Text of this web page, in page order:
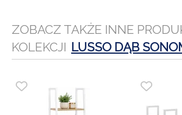
ZOBACZ TAKŻE INNE
KOLEKCJI LUSSO DĄB